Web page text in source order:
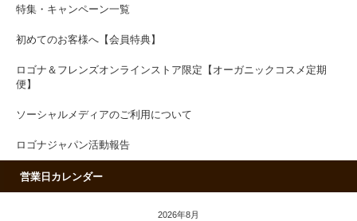
特集・キャンペーン一覧
初めてのお客様へ【会員特典】
ロゴナ＆フレンズオンラインストア限定【オーガニックコスメ定期
便】
ソーシャルメディアのご利用について
ロゴナジャパン活動報告
営業日カレンダー
2026年8月